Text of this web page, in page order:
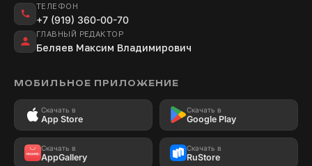
ТЕЛЕФОН
+7 (919) 360-00-70
ГЛАВНЫЙ РЕДАКТОР
Беляев Максим Владимирович
МОБИЛЬНОЕ ПРИЛОЖЕНИЕ
Скачать в
App Store
Скачать в
Google Play
Скачать в
AppGallery
Скачать в
RuStore